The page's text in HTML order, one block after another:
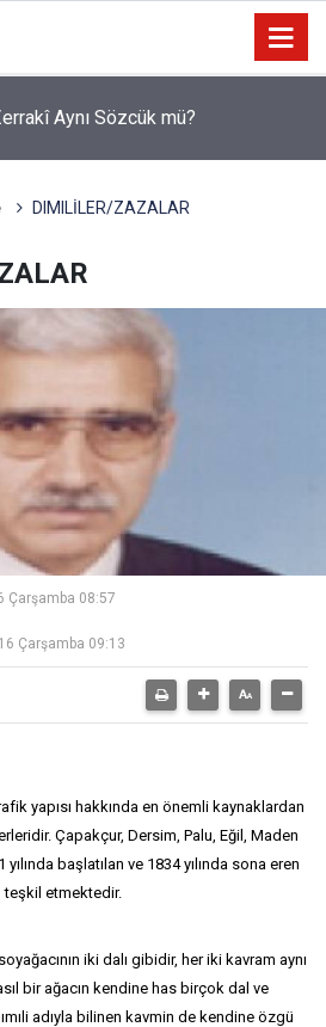
Nimûneyeka Piçûk
DIMILİLER/ZAZALAR
Çarşamba 08:57
Çarşamba 09:13
yapısı hakkında en önemli kaynaklardan
Çapakçur, Dersim, Palu, Eğil, Maden
başlatılan ve 1834 yılında sona eren
teşkil etmektedir.
iki dalı gibidir, her iki kavram aynı
bir ağacın kendine has birçok dal ve
adıyla bilinen kavmin de kendine özgü